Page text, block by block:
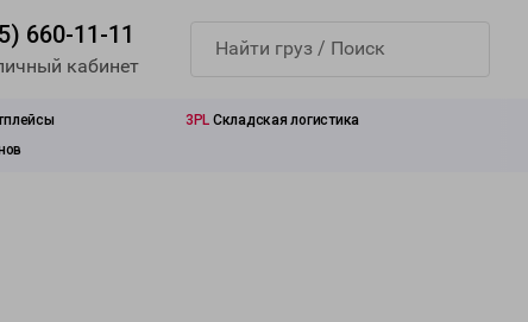
660-11-11
кабинет
3PL Складская логистика